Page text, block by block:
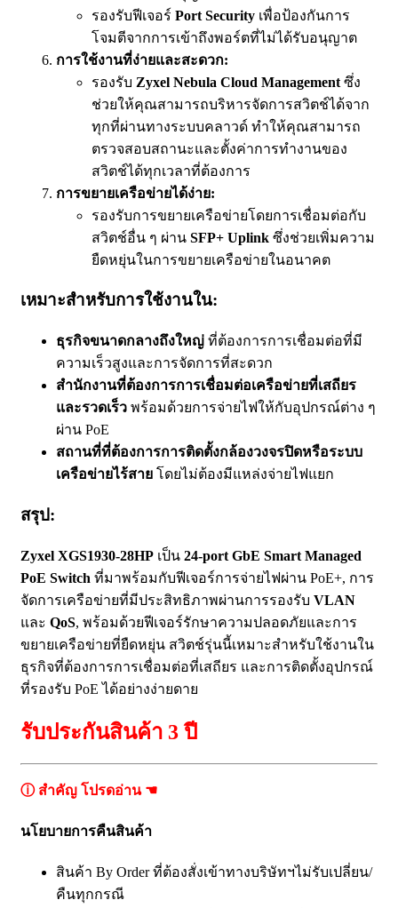
รองรับฟีเจอร์ Port Security เพื่อป้องกันการ
โจมตีจากการเข้าถึงพอร์ตที่ไม่ได้รับอนุญาต
การใช้งานที่ง่ายและสะดวก:
รองรับ Zyxel Nebula Cloud Management ซึ่ง
ช่วยให้คุณสามารถบริหารจัดการสวิตช์ได้จาก
ทุกที่ผ่านทางระบบคลาวด์ ทำให้คุณสามารถ
ตรวจสอบสถานะและตั้งค่าการทำงานของ
สวิตช์ได้ทุกเวลาที่ต้องการ
การขยายเครือข่ายได้ง่าย:
รองรับการขยายเครือข่ายโดยการเชื่อมต่อกับ
สวิตช์อื่น ๆ ผ่าน SFP+ Uplink ซึ่งช่วยเพิ่มความ
ยืดหยุ่นในการขยายเครือข่ายในอนาคต
เหมาะสำหรับการใช้งานใน:
ธุรกิจขนาดกลางถึงใหญ่ ที่ต้องการการเชื่อมต่อที่มี
ความเร็วสูงและการจัดการที่สะดวก
สำนักงานที่ต้องการการเชื่อมต่อเครือข่ายที่เสถียร
และรวดเร็ว พร้อมด้วยการจ่ายไฟให้กับอุปกรณ์ต่าง ๆ
ผ่าน PoE
สถานที่ที่ต้องการการติดตั้งกล้องวงจรปิดหรือระบบ
เครือข่ายไร้สาย โดยไม่ต้องมีแหล่งจ่ายไฟแยก
สรุป:
Zyxel XGS1930-28HP เป็น 24-port GbE Smart Managed
PoE Switch ที่มาพร้อมกับฟีเจอร์การจ่ายไฟผ่าน PoE+, การ
จัดการเครือข่ายที่มีประสิทธิภาพผ่านการรองรับ VLAN
และ QoS, พร้อมด้วยฟีเจอร์รักษาความปลอดภัยและการ
ขยายเครือข่ายที่ยืดหยุ่น สวิตช์รุ่นนี้เหมาะสำหรับใช้งานใน
ธุรกิจที่ต้องการการเชื่อมต่อที่เสถียร และการติดตั้งอุปกรณ์
ที่รองรับ PoE ได้อย่างง่ายดาย
รับประกันสินค้า 3 ปี
ⓘ สำคัญ โปรดอ่าน ☚
นโยบายการคืนสินค้า
สินค้า By Order ที่ต้องสั่งเข้าทางบริษัทฯไม่รับเปลี่ยน/
คืนทุกกรณี